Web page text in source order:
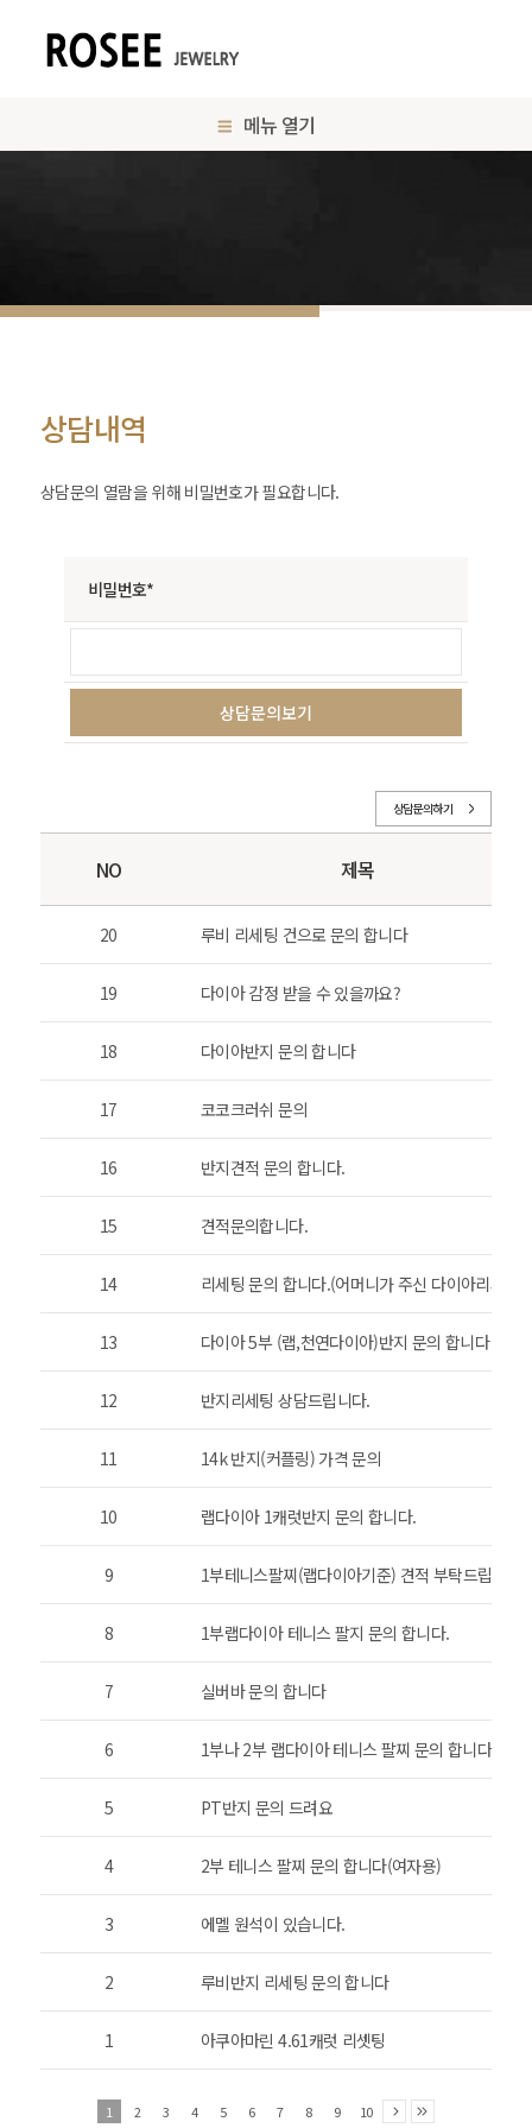
메뉴 열기
상담내역
상담문의 열람을 위해 비밀번호가 필요합니다.
비밀번호*
상담문의하기
NO 제목
20 루비 리세팅 건으로 문의 합니다
19 다이아 감정 받을 수 있을까요?
18 다이아반지 문의 합니다
17 코코크러쉬 문의
16 반지견적 문의 합니다.
15 견적문의합니다.
14 리세팅 문의 합니다.(어머니가 주신 다이아리세팅
13 다이아 5부 (랩,천연다이아)반지 문의 합니다
12 반지리세팅 상담드립니다.
11 14k 반지(커플링) 가격 문의
10 랩다이아 1캐럿반지 문의 합니다.
9 1부테니스팔찌(랩다이아기준) 견적 부탁드립니다.
8 1부랩다이아 테니스 팔지 문의 합니다.
7 실버바 문의 합니다
6 1부나 2부 랩다이아 테니스 팔찌 문의 합니다.
5 PT반지 문의 드려요
4 2부 테니스 팔찌 문의 합니다(여자용)
3 에멜 원석이 있습니다.
2 루비반지 리세팅 문의 합니다
1 아쿠아마린 4.61캐럿 리셋팅
1 2 3 4 5 6 7 8 9 10